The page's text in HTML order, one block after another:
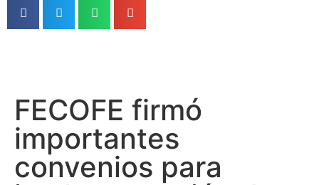
FECOFE firmó
importantes
convenios para